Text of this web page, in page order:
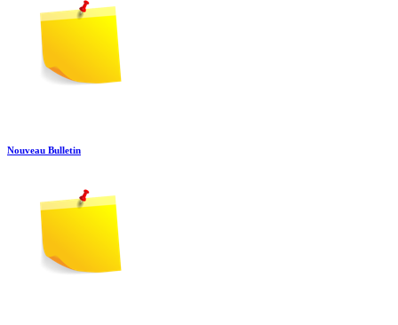
Nouveau Bulletin